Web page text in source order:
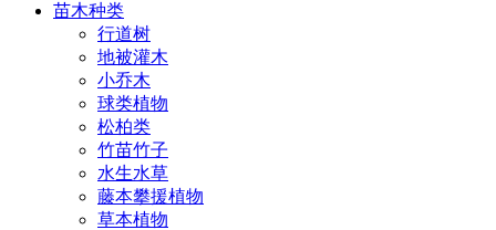
苗木种类
行道树
地被灌木
小乔木
球类植物
松柏类
竹苗竹子
水生水草
藤本攀援植物
草本植物